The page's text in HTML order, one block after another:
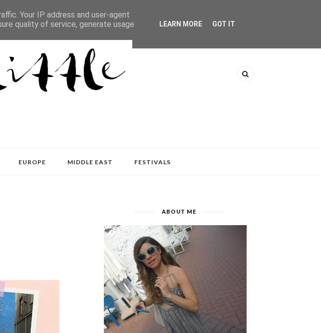
EUROPE MIDDLE EAST FESTIVALS
ABOUT ME
Your IP address and user-agent
quality of service, generate usage
LEARN MORE GOT IT